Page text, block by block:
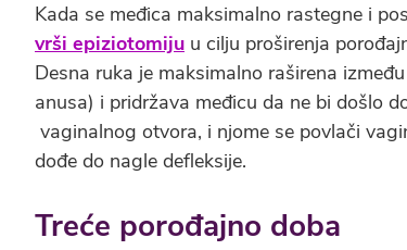
Kada se međica maksimalno rastegne i
vrši epiziotomiju u cilju proširenja
Desna ruka je maksimalno raširena
anusa) i pridržava međicu da ne bi došlo
vaginalnog otvora, i njome se povlači
dođe do nagle defleksije.
Treće porođajno doba